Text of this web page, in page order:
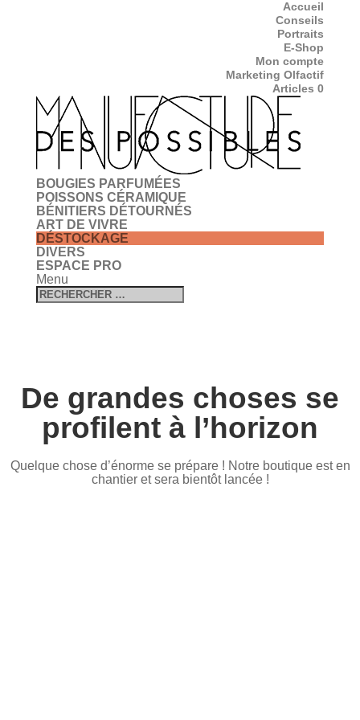
Accueil
Conseils
Portraits
E-Shop
Mon compte
Marketing Olfactif
Articles 0
BOUGIES PARFUMÉES
POISSONS CÉRAMIQUE
BÉNITIERS DÉTOURNÉS
ART DE VIVRE
DÉSTOCKAGE
DIVERS
ESPACE PRO
Menu
De grandes choses se
profilent à l’horizon
Quelque chose d’énorme se prépare ! Notre boutique est en
chantier et sera bientôt lancée !